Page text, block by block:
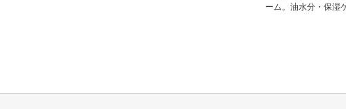
ーム。油水分・保湿